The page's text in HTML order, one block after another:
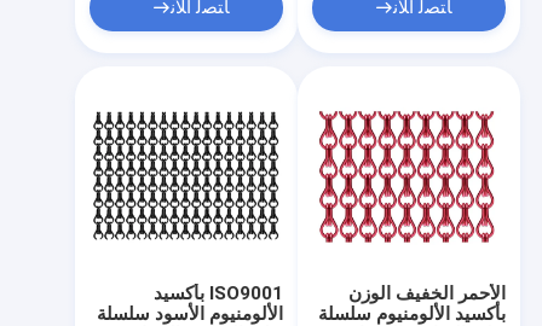
ﺎﺘﺼﻟ ﺍﻶﻧ ﺎﺘﺼﻟ ﺍﻶﻧ
ISO9001 بأكسيد
الألومنيوم الأسود سلسلة
الأحمر الخفيف الوزن
بأكسيد الألومنيوم سلسلة